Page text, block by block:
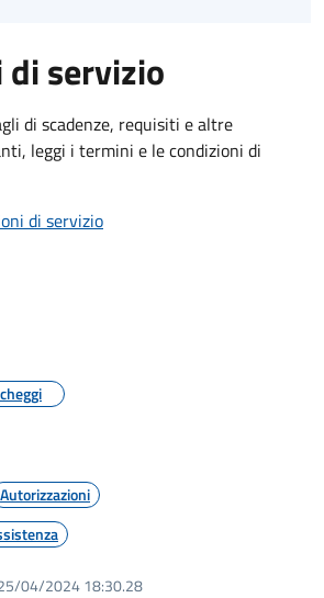
di servizio
di scadenze, requisiti e altre
leggi i termini e le condizioni di
di servizio
Autorizzazioni
04/2024 18:30.28